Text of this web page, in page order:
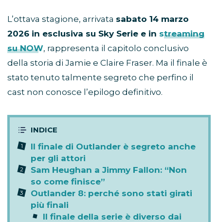
L’ottava stagione, arrivata sabato 14 marzo
2026 in esclusiva su Sky Serie e in streaming
su NOW, rappresenta il capitolo conclusivo
della storia di Jamie e Claire Fraser. Ma il finale è
stato tenuto talmente segreto che perfino il
cast non conosce l’epilogo definitivo.
Il finale di Outlander è segreto anche
per gli attori
Sam Heughan a Jimmy Fallon: “Non
so come finisce”
Outlander 8: perché sono stati girati
più finali
Il finale della serie è diverso dai